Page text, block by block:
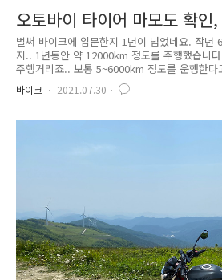
오토바이 타이어 마모도 확인
교환 후기
벌써 바이크에 입문한지 1년이 넘었네요. 작년
지.. 1년동안 약 12000km 정도를 주행했습니
주행거리죠.. 보통 5~6000km 정도를 운행한
다 하면 최소 200km 정도를 주행해서 그런듯
옆동네처럼 다니기도... 그러다보니 벌써 타이어
다. 바이크 특성상 타이어가 둥글게 말려있는
바이크 2021.07.30